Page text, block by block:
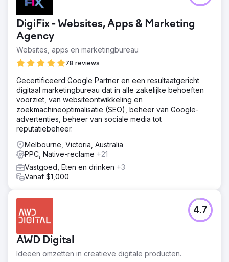
DigiFix - Websites, Apps & Marketing
Agency
Websites, apps en marketingbureau
78 reviews
Gecertificeerd Google Partner en een resultaatgericht
digitaal marketingbureau dat in alle zakelijke behoeften
voorziet, van websiteontwikkeling en
zoekmachineoptimalisatie (SEO), beheer van Google-
advertenties, beheer van sociale media tot
reputatiebeheer.
Melbourne, Victoria, Australia
PPC, Native-reclame +21
Vastgoed, Eten en drinken +3
Vanaf $1,000
AWD Digital
Ideeën omzetten in creatieve digitale producten.
4.7